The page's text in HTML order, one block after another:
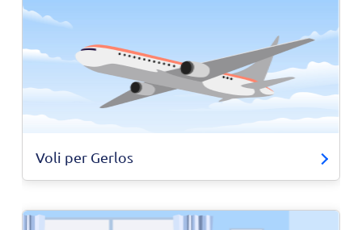
Voli per Gerlos